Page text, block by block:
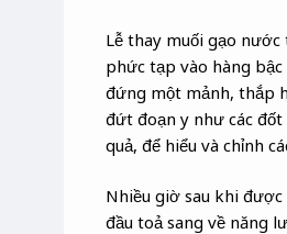
Lễ thay muối gạo
phức tạp vào hàng
đứng một mảnh, thắp
đứt đoạn y như các
quả, để hiểu và chỉnh
Nhiều giờ sau khi
đầu toả sang về năng